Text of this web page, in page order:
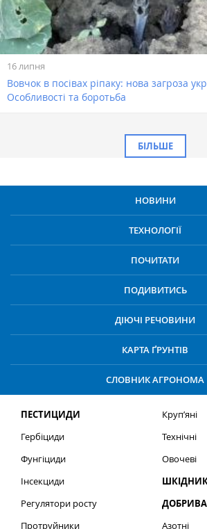
16 липня
Вовчок в посівах ріпаку: нова загроза
Особливості та боротьба
БІЛЬШЕ
НОВИНИ
ТЕХНОЛОГІЇ
ПОЧИТАТИ
ПОДИВИТИСЬ
ДІЮЧІ РЕЧОВИНИ
КАРТА ҐРУНТІВ
СЛОВНИК АГРОНОМА
ПЕСТИЦИДИ
Гербіциди
Фунгіциди
Інсекциди
Регулятори росту
Протруйники
Круп’яні
Технічні
Овочеві
ДОБРИВА
Азотні